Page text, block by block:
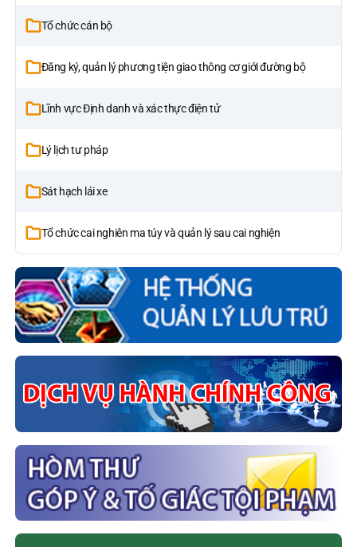
Tổ chức cán bộ
Đăng ký, quản lý phương tiện giao thông cơ giới đường bộ
Lĩnh vực Định danh và xác thực điện tử
Lý lịch tư pháp
Sát hạch lái xe
Tổ chức cai nghiên ma túy và quản lý sau cai nghiện